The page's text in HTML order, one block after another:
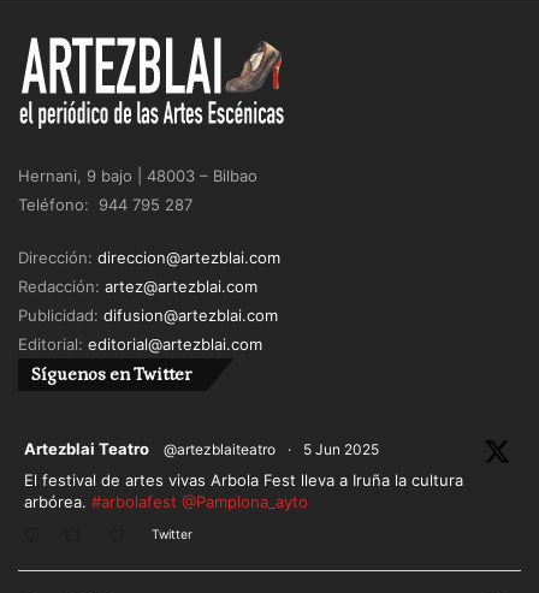
Hernani, 9 bajo | 48003 – Bilbao
Teléfono: 944 795 287
Dirección: direccion@artezblai.com
Redacción: artez@artezblai.com
Publicidad: difusion@artezblai.com
Editorial: editorial@artezblai.com
Síguenos en Twitter
Artezblai Teatro @artezblaiteatro · 5 Jun 2025
El festival de artes vivas Arbola Fest lleva a Iruña la cultura
arbórea. #arbolafest @Pamplona_ayto
Twitter